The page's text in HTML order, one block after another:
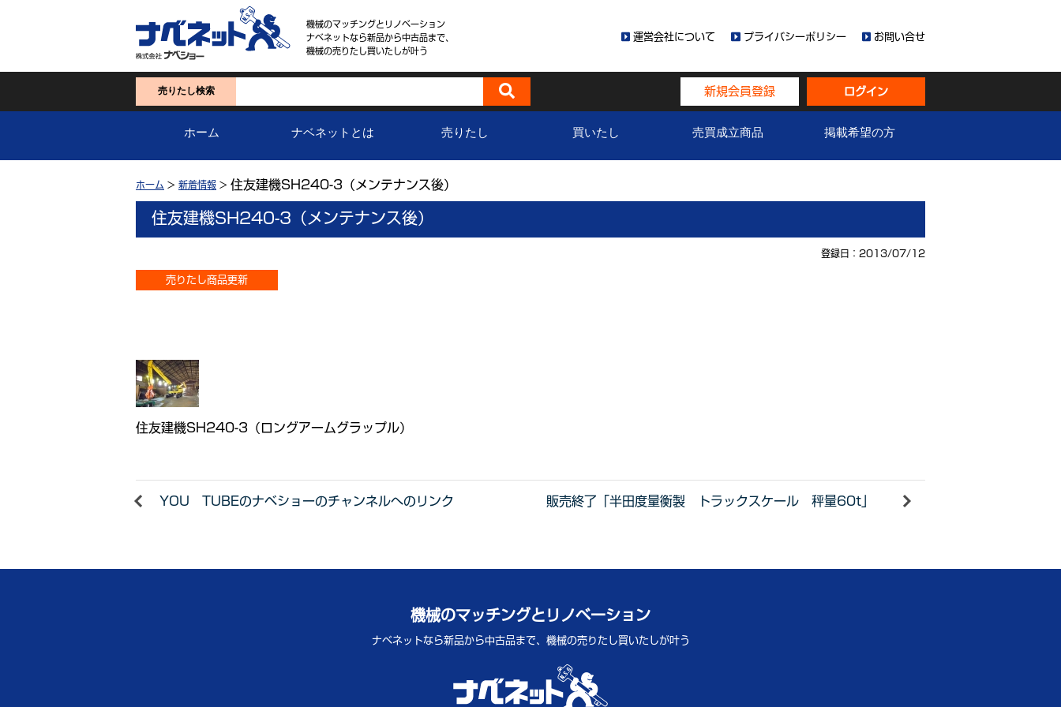
機械のマッチングとリノベーション
ナベネットなら新品から中古品まで、
機械の売りたし買いたしが叶う
運営会社について プライバシーポリシー お問い合せ
売りたし検索 新規会員登録 ログイン
ホーム ナベネットとは 売りたし 買いたし 売買成立商品 掲載希望の方
ホーム > 新着情報 > 住友建機SH240-3（メンテナンス後）
住友建機SH240-3（メンテナンス後）
登録日：2013/07/12
売りたし商品更新
住友建機SH240-3（ロングアームグラップル）
YOU TUBEのナベショーのチャンネルへのリンク 販売終了「半田度量衡製 トラックスケール 秤量60t」
機械のマッチングとリノベーション
ナベネットなら新品から中古品まで、 機械の売りたし買いたしが叶う